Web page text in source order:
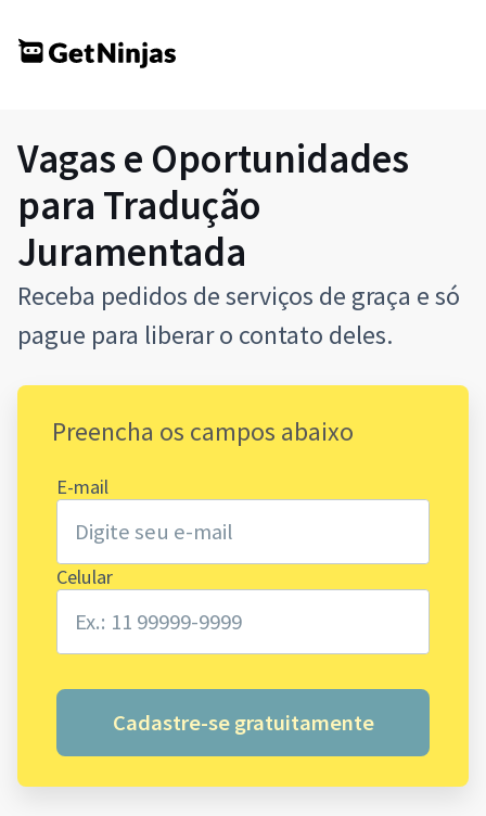
Vagas e Oportunidades
para Tradução
Juramentada
Receba pedidos de serviços de graça e só
pague para liberar o contato deles.
Preencha os campos abaixo
E-mail
Celular
Cadastre-se gratuitamente